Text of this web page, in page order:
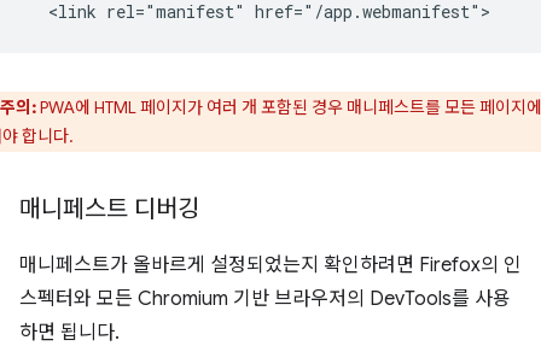
주의:PWA에 HTML 페이지가 여러 개 포함된 경우 매니페스트를 모든 페이지
합니다.
매니페스트 디버깅
매니페스트가 올바르게 설정되었는지 확인하려면 Firefox의 인
스펙터와 모든 Chromium 기반 브라우저의 DevTools를 사용
하면 됩니다.